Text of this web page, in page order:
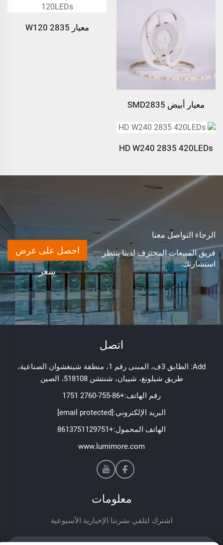
معيار أبيض SMD2835
معيار W120 2835
HD W240 2835 420LEDs
الرجاء التواصل معنا
فريق المبيعات المحترف لدينا ينتظر
استشارتك.
احصل على عرض
سعر
اتصل
Add: الطابق 3ف، المبنى رقم 1، منطقة شينغشوان الصناعية،
طريق شيلونغ، شييان، شنتشن 518108، الصين
رقم الهاتف:+86-755-2760 1751
البريد الإلكتروني:[email protected]
الهاتف المحمول:+8613751129751
www.lumimore.com
معلومات
اشترك لتلقي نشرتنا الإخبارية الأسبوعية